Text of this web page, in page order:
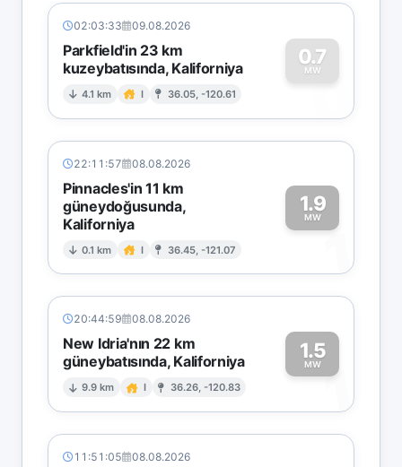
02:03:33 09.08.2026
Parkfield'in 23 km
kuzeybatısında, Kaliforniya
4.1 km I 36.05, -120.61
0.7
MW
0
22:11:57 08.08.2026
Pinnacles'in 11 km
güneydoğusunda,
Kaliforniya
0.1 km I 36.45, -121.07
1.9
MW
1
20:44:59 08.08.2026
New Idria'nın 22 km
güneybatısında, Kaliforniya
9.9 km I 36.26, -120.83
1.5
MW1
11:51:05 08.08.2026